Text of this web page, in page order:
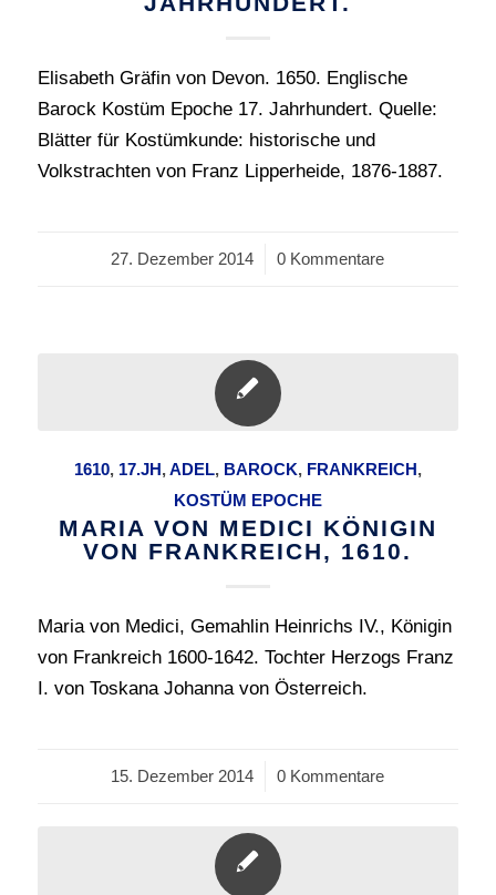
Elisabeth Gräfin von Devon. 1650. Englische
Barock Kostüm Epoche 17. Jahrhundert. Quelle:
Blätter für Kostümkunde: historische und
Volkstrachten von Franz Lipperheide, 1876-1887.
27. Dezember 2014
/ 0 Kommentare
1610, 17.JH,ADEL, BAROCK, FRANKREICH,
KOSTÜM EPOCHE
MARIA VON MEDICI KÖNIGIN
VON FRANKREICH, 1610.
Maria von Medici, Gemahlin Heinrichs IV., Königin
von Frankreich 1600-1642. Tochter Herzogs Franz
I. von Toskana Johanna von Österreich.
15. Dezember 2014
/ 0 Kommentare